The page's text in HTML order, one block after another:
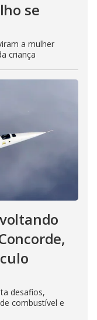
se
a mulher
criança
desafios,
combustível e